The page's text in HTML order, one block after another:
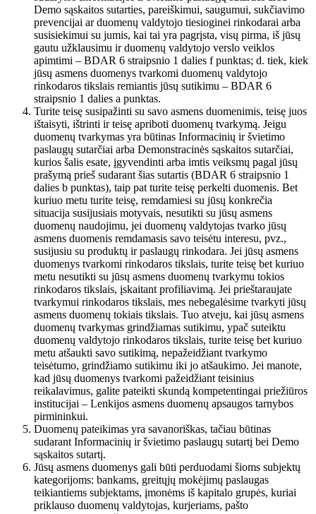
Demo sąskaitos sutarties, pareiškimui, saugumui, sukčiavimo
prevencijai ar duomenų valdytojo tiesioginei rinkodarai arba
susisiekimui su jumis, kai tai yra pagrįsta, visų pirma, iš jūsų
gautu užklausimu ir duomenų valdytojo verslo veiklos
apimtimi – BDAR 6 straipsnio 1 dalies f punktas; d. tiek, kiek
jūsų asmens duomenys tvarkomi duomenų valdytojo
rinkodaros tikslais remiantis jūsų sutikimu – BDAR 6
straipsnio 1 dalies a punktas.
Turite teisę susipažinti su savo asmens duomenimis, teisę juos
ištaisyti, ištrinti ir teisę apriboti duomenų tvarkymą. Jeigu
duomenų tvarkymas yra būtinas Informacinių ir švietimo
paslaugų sutarčiai arba Demonstracinės sąskaitos sutarčiai,
kurios šalis esate, įgyvendinti arba imtis veiksmų pagal jūsų
prašymą prieš sudarant šias sutartis (BDAR 6 straipsnio 1
dalies b punktas), taip pat turite teisę perkelti duomenis. Bet
kuriuo metu turite teisę, remdamiesi su jūsų konkrečia
situacija susijusiais motyvais, nesutikti su jūsų asmens
duomenų naudojimu, jei duomenų valdytojas tvarko jūsų
asmens duomenis remdamasis savo teisėtu interesu, pvz.,
susijusiu su produktų ir paslaugų rinkodara. Jei jūsų asmens
duomenys tvarkomi rinkodaros tikslais, turite teisę bet kuriuo
metu nesutikti su jūsų asmens duomenų tvarkymu tokios
rinkodaros tikslais, įskaitant profiliavimą. Jei prieštaraujate
tvarkymui rinkodaros tikslais, mes nebegalėsime tvarkyti jūsų
asmens duomenų tokiais tikslais. Tuo atveju, kai jūsų asmens
duomenų tvarkymas grindžiamas sutikimu, ypač suteiktu
duomenų valdytojo rinkodaros tikslais, turite teisę bet kuriuo
metu atšaukti savo sutikimą, nepažeidžiant tvarkymo
teisėtumo, grindžiamo sutikimu iki jo atšaukimo. Jei manote,
kad jūsų duomenys tvarkomi pažeidžiant teisinius
reikalavimus, galite pateikti skundą kompetentingai priežiūros
institucijai – Lenkijos asmens duomenų apsaugos tarnybos
pirmininkui.
Duomenų pateikimas yra savanoriškas, tačiau būtinas
sudarant Informacinių ir švietimo paslaugų sutartį bei Demo
sąskaitos sutartį.
Jūsų asmens duomenys gali būti perduodami šioms subjektų
kategorijoms: bankams, greitųjų mokėjimų paslaugas
teikiantiems subjektams, įmonėms iš kapitalo grupės, kuriai
priklauso duomenų valdytojas, kurjeriams, pašto